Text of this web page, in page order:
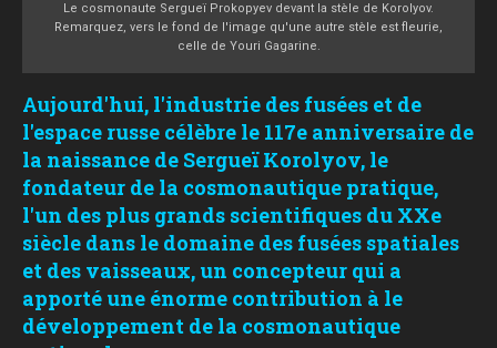
Le cosmonaute Sergueï Prokopyev devant la stèle de Korolyov.
Remarquez, vers le fond de l'image qu'une autre stèle est fleurie,
celle de Youri Gagarine.
Aujourd'hui, l'industrie des fusées et de
l'espace russe célèbre le 117e anniversaire de
la naissance de Sergueï Korolyov, le
fondateur de la cosmonautique pratique,
l'un des plus grands scientifiques du XXe
siècle dans le domaine des fusées spatiales
et des vaisseaux, un concepteur qui a
apporté une énorme contribution à le
développement de la cosmonautique